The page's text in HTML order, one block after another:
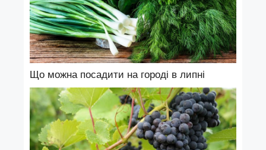
Що можна посадити на городі в липні